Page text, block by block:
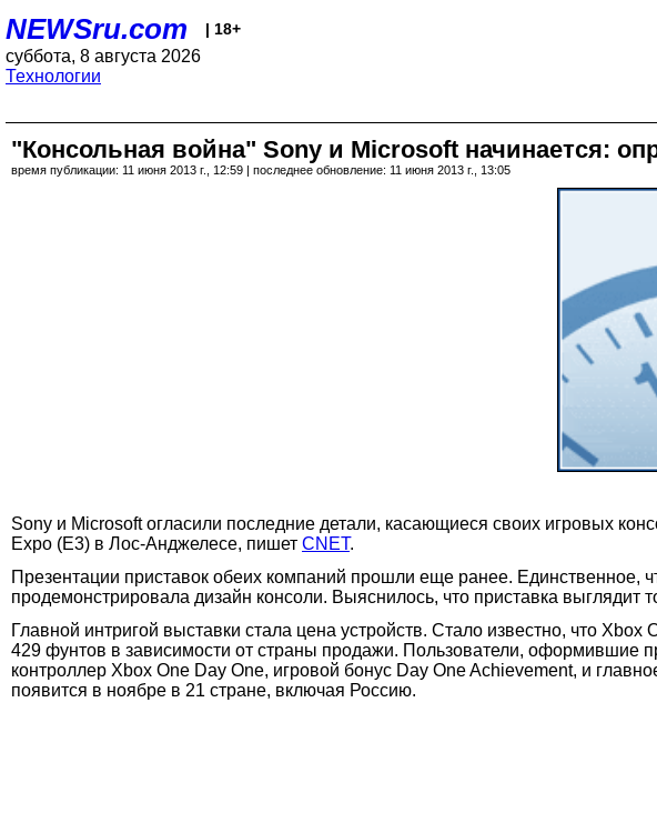
NEWSru.com | 18+
суббота, 8 августа 2026
Технологии
"Консольная война" Sony и Microsoft начинается:
время публикации: 11 июня 2013 г., 12:59 | последнее обновление: 11 июня 2013 г., 13:05
Sony и Microsoft огласили последние детали, касающиеся своих игровых
Expo (Е3) в Лос-Анджелесе, пишет CNET.
Презентации приставок обеих компаний прошли еще ранее. Единственное,
продемонстрировала дизайн консоли. Выяснилось, что приставка выглядит
Главной интригой выставки стала цена устройств. Стало известно, что
429 фунтов в зависимости от страны продажи. Пользователи, оформившие
контроллер Xbox One Day One, игровой бонус Day One Achievement, и
появится в ноябре в 21 стране, включая Россию.